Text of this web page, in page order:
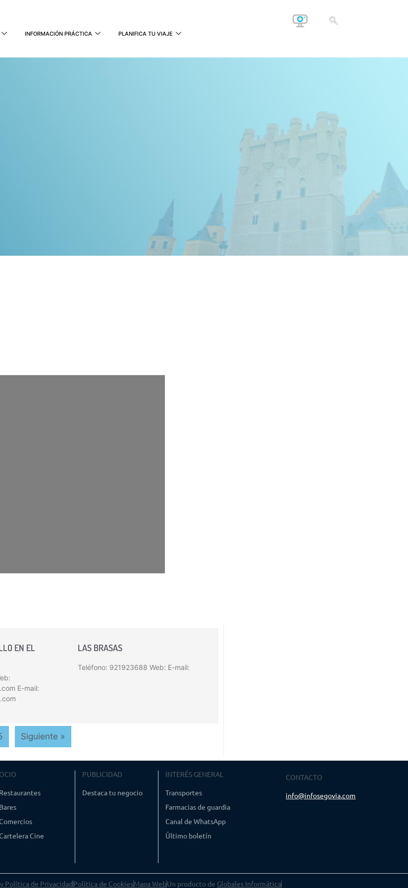
INFORMACIÓN PRÁCTICA PLANIFICA TU VIAJE
EN EL
E-mail:
LAS BRASAS
Teléfono: 921923688 Web: E-mail:
Siguiente »
OCIO
Restaurantes
Bares
Cine
PUBLICIDAD
Destaca tu negocio
INTERÉS GENERAL
Transportes
Farmacias de guardia
Canal de WhatsApp
Último boletín
CONTACTO
info@infosegovia.com
Política de PrivacidadPolítica de CookiesMapa WebUn producto de Globales Informática